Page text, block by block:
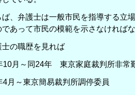
ば、弁護士は一般市民を指導する立
であって市民の模範を示さなければな
の職歴を見れば
10月～同24年 東京家庭裁判所非常
4月～東京簡易裁判所調停委員